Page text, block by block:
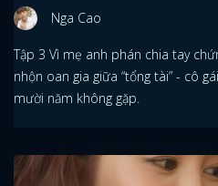
ĐĂNG
Nga Cao
Tập 3 Vì mẹ anh phán chia tay
nhộn oan gia giữa “tổng tài” - cô
mười năm không gặp.